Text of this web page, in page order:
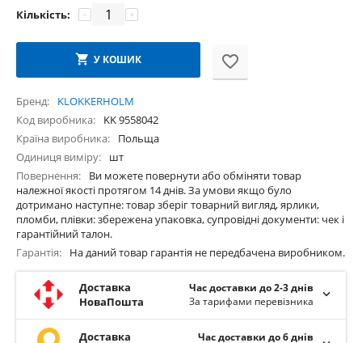
Кількість: +
−
У КОШИК
Бренд
KLOKKERHOLM
Код виробника
KK 9558042
Країна виробника
Польща
Одиниця виміру
шт
Повернення
Ви можете повернути або обміняти товар
належної якості протягом 14 днів. За умови якщо було
дотримано наступне: товар зберіг товарний вигляд, ярлики,
пломби, плівки: збережена упаковка, супровідні документи: чек і
гарантійний талон.
Гарантія
На даний товар гарантія не передбачена виробником.
Доставка
НоваПошта
Час доставки до 2-3 днів
За тарифами перевізника
Доставка
Час доставки до 6 днів